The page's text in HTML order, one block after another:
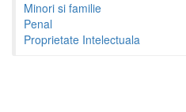
Minori si familie
Penal
Proprietate Intelectuala